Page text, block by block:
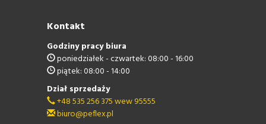
Kontakt
Godziny pracy biura
poniedziałek - czwartek: 08:00 - 16:00
piątek: 08:00 - 14:00
Dział sprzedaży
+48 535 256 375 wew 95555
biuro@peflex.pl